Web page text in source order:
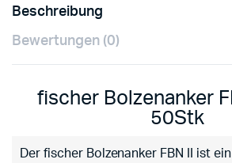
Beschreibung
Bewertungen (0)
fischer Bolzenanker
50Stk
Der fischer Bolzenanker FBN II ist